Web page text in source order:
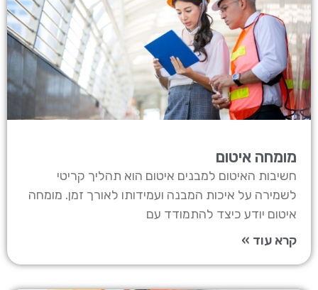
מומחה איטום
חשיבות האיטום למבנים איטום הוא תהליך קריטי
לשמירה על איכות המבנה ועמידותו לאורך זמן. מומחה
איטום יודע כיצד להתמודד עם
קרא עוד »